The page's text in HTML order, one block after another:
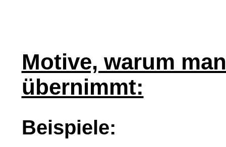
Motive, warum
übernimmt:
Beispiele: